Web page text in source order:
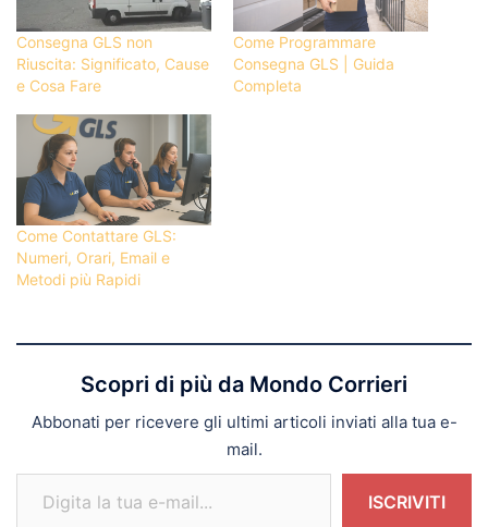
Consegna GLS non
Riuscita: Significato, Cause
e Cosa Fare
Come Programmare
Consegna GLS | Guida
Completa
Come Contattare GLS:
Numeri, Orari, Email e
Metodi più Rapidi
Scopri di più da Mondo Corrieri
Abbonati per ricevere gli ultimi articoli inviati alla tua e-
mail.
Digita la tua e-mail...
ISCRIVITI